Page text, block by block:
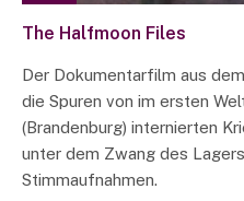
The Halfmoon Files
Der Dokumentarfilm aus
die Spuren von im ersten
(Brandenburg) internierten
unter dem Zwang des
Stimmaufnahmen.